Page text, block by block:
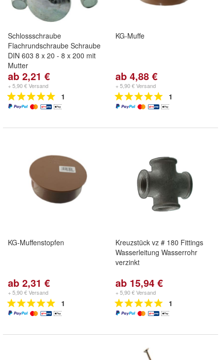
Schlossschraube
Flachrundschraube Schraube
DIN 603 8 x 20 - 8 x 200 mit
Mutter
ab 2,21 €
+ 5,90 € Versand
1
KG-Muffe
ab 4,88 €
+ 5,90 € Versand
1
KG-Muffenstopfen
ab 2,31 €
+ 5,90 € Versand
1
Kreuzstück vz # 180 Fittings
Wasserleitung Wasserrohr
verzinkt
ab 15,94 €
+ 5,90 € Versand
1